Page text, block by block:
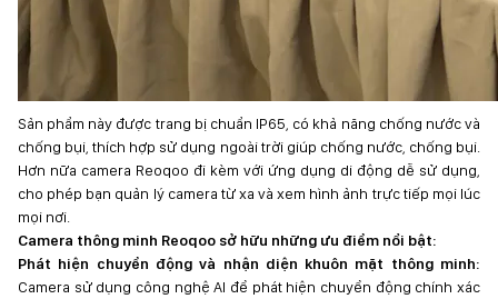
Sản phẩm này được trang bị chuẩn IP65, có khả năng chống nước và
chống bụi, thích hợp sử dụng ngoài trời giúp chống nước, chống bụi.
Hơn nữa camera Reoqoo đi kèm với ứng dụng di động dễ sử dụng,
cho phép bạn quản lý camera từ xa và xem hình ảnh trực tiếp mọi lúc
mọi nơi.
Camera thông minh Reoqoo sở hữu những ưu điểm nổi bật:
Phát hiện chuyển động và nhận diện khuôn mặt thông minh:
Camera sử dụng công nghệ AI để phát hiện chuyển động chính xác